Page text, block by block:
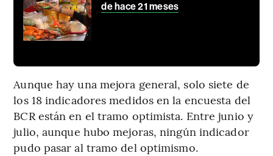
de hace 21 meses
Aunque hay una mejora general, solo siete de
los 18 indicadores medidos en la encuesta del
BCR están en el tramo optimista. Entre junio y
julio, aunque hubo mejoras, ningún indicador
pudo pasar al tramo del optimismo.